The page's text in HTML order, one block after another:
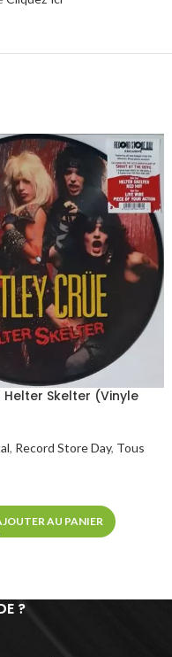
Helter Skelter (Vinyle
, Record Store Day, Tous
AU PANIER
?